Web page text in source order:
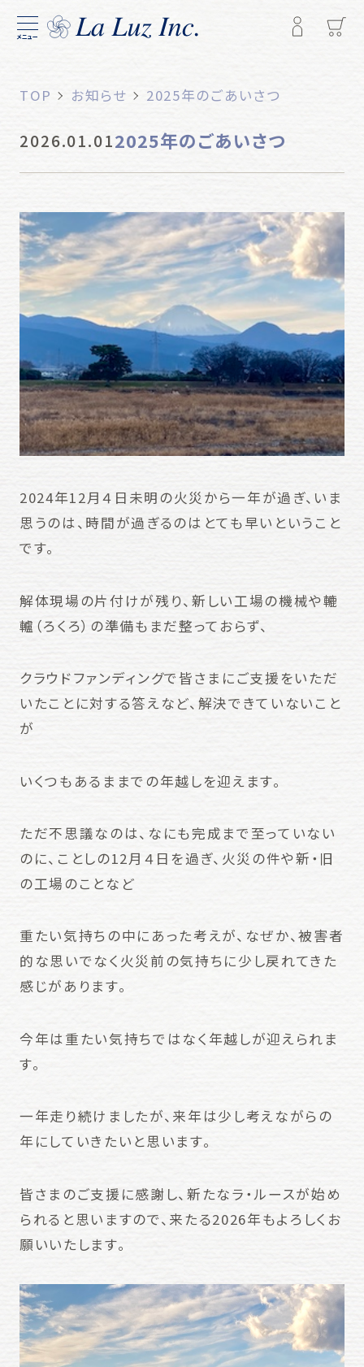
メニュー
TOP お知らせ 2025年のごあいさつ
2026.01.012025年のごあいさつ
2024年12月４日未明の火災から一年が過ぎ、いま
思うのは、時間が過ぎるのはとても早いということ
です。
解体現場の片付けが残り、新しい工場の機械や轆
轤（ろくろ）の準備もまだ整っておらず、
クラウドファンディングで皆さまにご支援をいただ
いたことに対する答えなど、解決できていないこと
が
いくつもあるままでの年越しを迎えます。
ただ不思議なのは、なにも完成まで至っていない
のに、ことしの12月４日を過ぎ、火災の件や新・旧
の工場のことなど
重たい気持ちの中にあった考えが、なぜか、被害者
的な思いでなく火災前の気持ちに少し戻れてきた
感じがあります。
今年は重たい気持ちではなく年越しが迎えられま
す。
一年走り続けましたが、来年は少し考えながらの
年にしていきたいと思います。
皆さまのご支援に感謝し、新たなラ・ルースが始め
られると思いますので、来たる2026年もよろしくお
願いいたします。